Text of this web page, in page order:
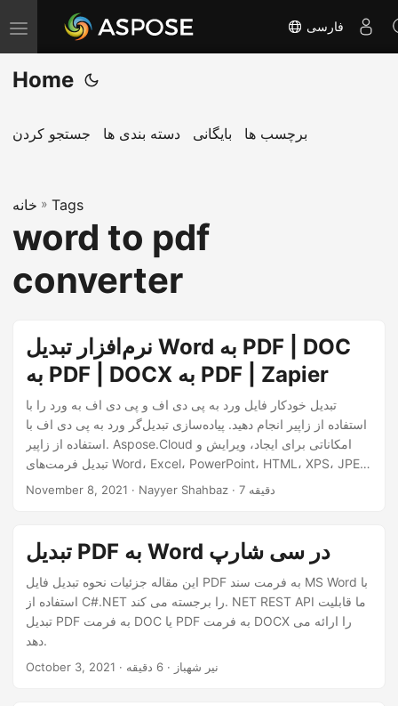
T
o
g
l
a
v
i
g
فارسی
Home
جستجو کردن دسته بندی ها بایگانی برچسب ها
خانه » Tags
word to pdf
converter
نرم‌افزار تبدیل Word به PDF | DOC
به PDF | DOCX به PDF | Zapier
تبدیل خودکار فایل ورد به پی دی اف و پی دی اف به ورد را با
استفاده از زاپیر انجام دهید. پیاده‌سازی تبدیل‌گر ورد به پی دی اف با
استفاده از زاپیر. Aspose.Cloud امکاناتی برای ایجاد، ویرایش و
تبدیل فرمت‌های Word، Excel، PowerPoint، HTML، XPS، JPEG
و غیره به فرمت‌های پشتیبانی شده دیگر ارائه می‌دهد. اما برای
خود را از Google Drive یا Dropbox به خدمات پردازش فایل ما
متصل کنید و کارهای روزانه خود را به راحتی خودکار کنید.
November 8, 2021 · Nayyer Shahbaz · 7 دقیقه
تبدیل PDF به Word در سی شارپ
این مقاله جزئیات نحوه تبدیل فایل PDF به فرمت سند MS Word با
استفاده از C#.NET را برجسته می کند. NET REST API ما قابلیت
تبدیل PDF به فرمت DOC یا PDF به فرمت DOCX را ارائه می
دهد.
October 3, 2021 · نیر شهباز · 6 دقیقه